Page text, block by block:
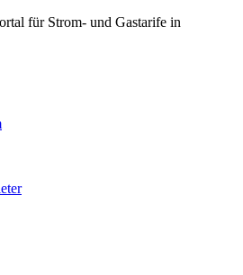
für Strom- und Gastarife in